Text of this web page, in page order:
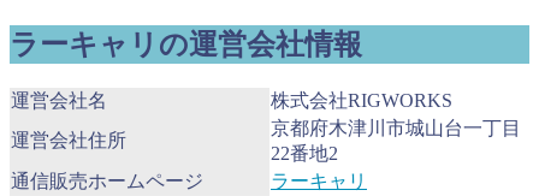
ラーキャリの運営会社情報
運営会社名
株式会社RIGWORKS
運営会社住所
京都府木津川市城山台一丁目
22番地2
通信販売ホームページ
ラーキャリ